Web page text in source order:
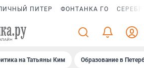
ПИТЕР ФОНТАНКА ГО
на Татьяны Ким Образование в